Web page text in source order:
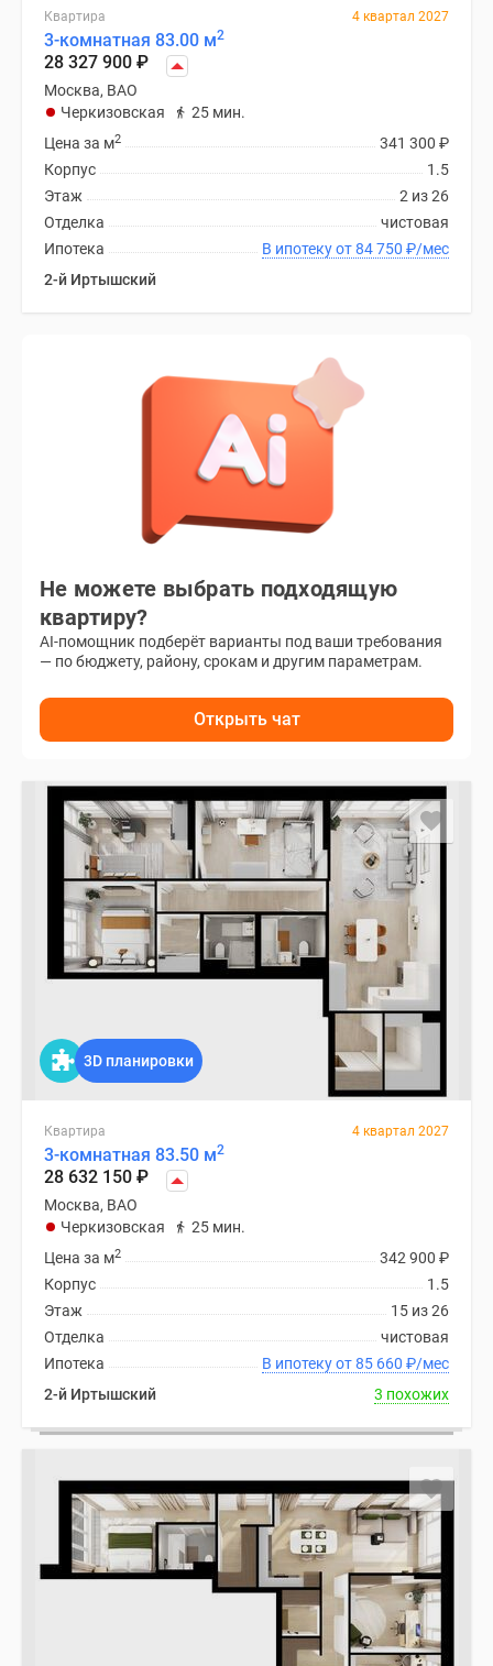
Квартира 4 квартал 2027
3-комнатная 83.00 м2
28 327 900 ₽
Москва, ВАО
Черкизовская
25 мин.
341 300 ₽
Цена за м2
1.5
Корпус
2 из 26
Этаж
чистовая
Отделка
В ипотеку от 84 750 ₽/мес
Ипотека
2-й Иртышский
Не можете выбрать подходящую
квартиру?
AI-помощник подберёт варианты под ваши требования
— по бюджету, району, срокам и другим параметрам.
Открыть чат
3D планировки
Квартира 4 квартал 2027
3-комнатная 83.50 м2
28 632 150 ₽
Москва, ВАО
Черкизовская
25 мин.
342 900 ₽
Цена за м2
1.5
Корпус
15 из 26
Этаж
чистовая
Отделка
В ипотеку от 85 660 ₽/мес
Ипотека
2-й Иртышский
3 похожих